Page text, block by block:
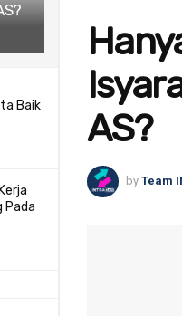
Baik
Pada
AS?
by Team